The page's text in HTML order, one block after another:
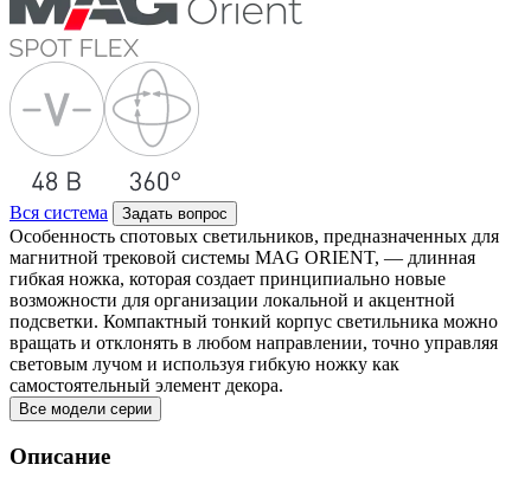
Вся система Задать вопрос
Особенность спотовых светильников, предназначенных для
магнитной трековой системы MAG ORIENT, — длинная
гибкая ножка, которая создает принципиально новые
возможности для организации локальной и акцентной
подсветки. Компактный тонкий корпус светильника можно
вращать и отклонять в любом направлении, точно управляя
световым лучом и используя гибкую ножку как
самостоятельный элемент декора.
Все модели серии
Описание